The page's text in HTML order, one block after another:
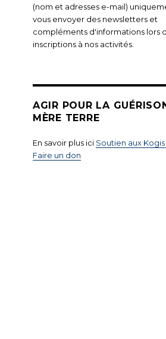
(nom et adresses e-mail)
vous envoyer des newsletters et
compléments d'informations lors
inscriptions à nos activités.
AGIR POUR LA
MÈRE TERRE
En savoir plus ici Soutien aux
Faire un don